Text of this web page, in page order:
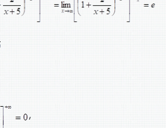
,